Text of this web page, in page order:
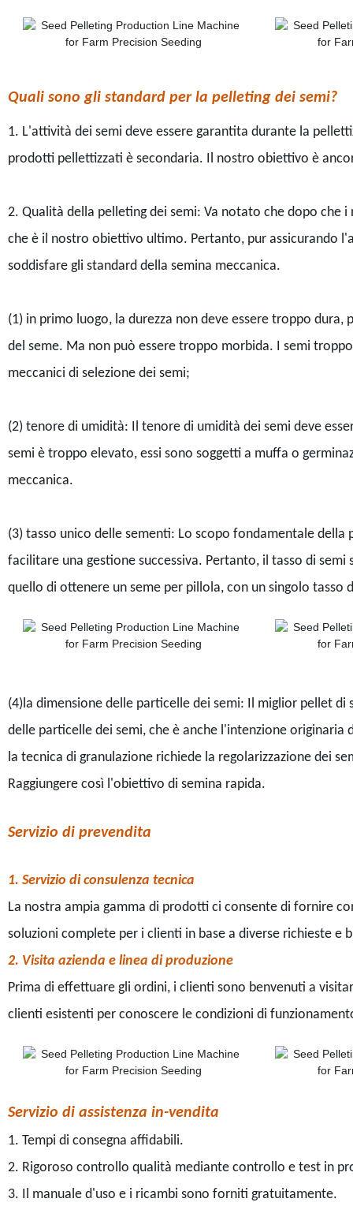
Quali sono gli standard per la pelleting dei semi?
1. L'attività dei semi deve essere garantita durante la
prodotti pellettizzati è secondaria. Il nostro obiettivo è
2. Qualità della pelleting dei semi: Va notato che dopo che
che è il nostro obiettivo ultimo. Pertanto, pur assicurando
soddisfare gli standard della semina meccanica.
(1) in primo luogo, la durezza non deve essere troppo
del seme. Ma non può essere troppo morbida. I semi
meccanici di selezione dei semi;
(2) tenore di umidità: Il tenore di umidità dei semi deve
semi è troppo elevato, essi sono soggetti a muffa o
meccanica.
(3) tasso unico delle sementi: Lo scopo fondamentale
facilitare una gestione successiva. Pertanto, il tasso di
quello di ottenere un seme per pillola, con un singolo tasso
(4)la dimensione delle particelle dei semi: Il miglior pellet
delle particelle dei semi, che è anche l'intenzione originaria
la tecnica di granulazione richiede la regolarizzazione dei
Raggiungere così l'obiettivo di semina rapida.
Servizio di prevendita
1. Servizio di consulenza tecnica
La nostra ampia gamma di prodotti ci consente di fornire
soluzioni complete per i clienti in base a diverse richieste e
2. Visita azienda e linea di produzione
Prima di effettuare gli ordini, i clienti sono benvenuti a
clienti esistenti per conoscere le condizioni di
Servizio di assistenza in-vendita
1. Tempi di consegna affidabili.
2. Rigoroso controllo qualità mediante controllo e test in
3. Il manuale d'uso e i ricambi sono forniti gratuitamente.